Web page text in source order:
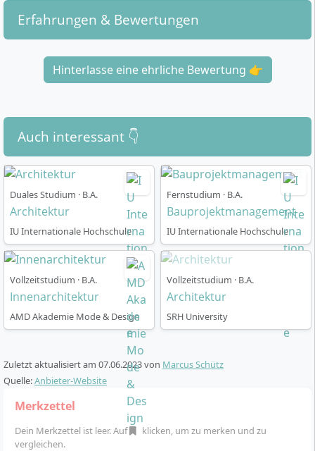
Erfahrungen & Bewertungen
Hinterlasse eine ehrliche Bewertung 👉
Auch interessant 👇
Duales Studium · B.A.
Architektur
IU Internationale Hochschule
Fernstudium · B.A.
Bauprojektmanagement
IU Internationale Hochschule
Vollzeitstudium · B.A.
Innenarchitektur
AMD Akademie Mode & Design
Vollzeitstudium · B.A.
Architektur
SRH University
Zuletzt aktualisiert am 07.06.2023von Marcus Schütz
Quelle:Anbieter-Website
Merkzettel
Dein Merkzettel ist leer. Auf
klicken, um zu merken und zu
vergleichen.